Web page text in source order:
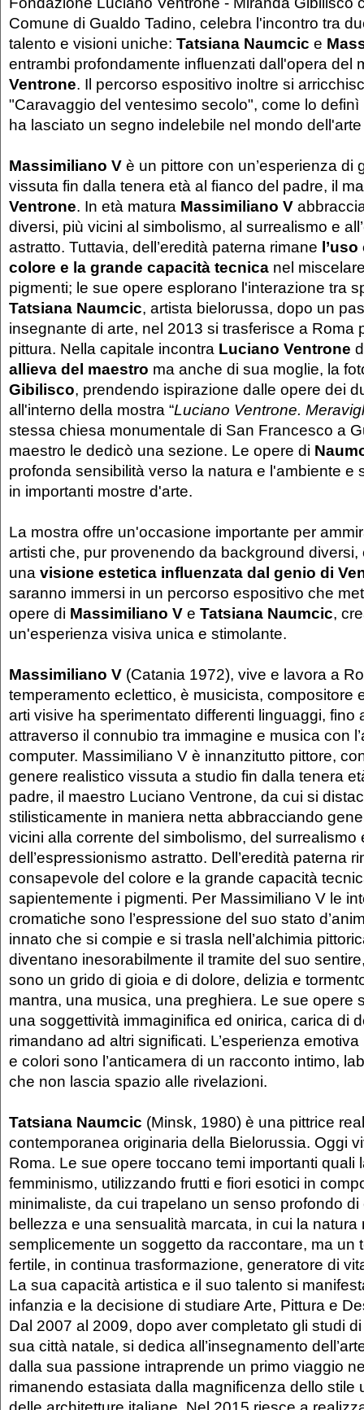
Comune di Gualdo Tadino, celebra l'incontro tra
talento e visioni uniche: Tatsiana Naumcic e
entrambi profondamente influenzati dall'opera del
Ventrone. Il percorso espositivo inoltre si
"Caravaggio del ventesimo secolo", come lo
ha lasciato un segno indelebile nel mondo
Massimiliano V è un pittore con un’esperienza di
vissuta fin dalla tenera età al fianco del padre, il
Ventrone. In età matura Massimiliano V
diversi, più vicini al simbolismo, al surrealismo e
astratto. Tuttavia, dell’eredità paterna rimane
colore e la grande capacità tecnica nel
pigmenti; le sue opere esplorano l'interazione tra
Tatsiana Naumcic, artista bielorussa, dopo un
insegnante di arte, nel 2013 si trasferisce a Roma
pittura. Nella capitale incontra Luciano Ventrone
allieva del maestro ma anche di sua moglie, la
Gibilisco, prendendo ispirazione dalle opere dei
all'interno della mostra “Luciano Ventrone.
stessa chiesa monumentale di San Francesco a
maestro le dedicò una sezione. Le opere di
profonda sensibilità verso la natura e l'ambiente e
in importanti mostre d'arte.
La mostra offre un'occasione importante per
artisti che, pur provenendo da background
una visione estetica influenzata dal genio di
saranno immersi in un percorso espositivo che
opere di Massimiliano V e Tatsiana Naumcic,
un'esperienza visiva unica e stimolante.
Massimiliano V (Catania 1972), vive e lavora a
temperamento eclettico, è musicista, compositore
arti visive ha sperimentato differenti linguaggi, fino
attraverso il connubio tra immagine e musica con
computer. Massimiliano V è innanzitutto pittore,
genere realistico vissuta a studio fin dalla tenera
padre, il maestro Luciano Ventrone, da cui si
stilisticamente in maniera netta abbracciando
vicini alla corrente del simbolismo, del surrealismo
dell’espressionismo astratto. Dell’eredità paterna
consapevole del colore e la grande capacità
sapientemente i pigmenti. Per Massimiliano V le
cromatiche sono l’espressione del suo stato
innato che si compie e si trasla nell’alchimia
diventano inesorabilmente il tramite del suo
sono un grido di gioia e di dolore, delizia e
mantra, una musica, una preghiera. Le sue opere
una soggettività immaginifica ed onirica, carica di
rimandano ad altri significati. L’esperienza
e colori sono l’anticamera di un racconto intimo,
che non lascia spazio alle rivelazioni.
Tatsiana Naumcic (Minsk, 1980) è una pittrice
contemporanea originaria della Bielorussia. Oggi
Roma. Le sue opere toccano temi importanti quali
femminismo, utilizzando frutti e fiori esotici in
minimaliste, da cui trapelano un senso profondo
bellezza e una sensualità marcata, in cui la natura
semplicemente un soggetto da raccontare, ma un
fertile, in continua trasformazione, generatore di
La sua capacità artistica e il suo talento si
infanzia e la decisione di studiare Arte, Pittura e
Dal 2007 al 2009, dopo aver completato gli studi
sua città natale, si dedica all’insegnamento
dalla sua passione intraprende un primo viaggio
rimanendo estasiata dalla magnificenza dello stile